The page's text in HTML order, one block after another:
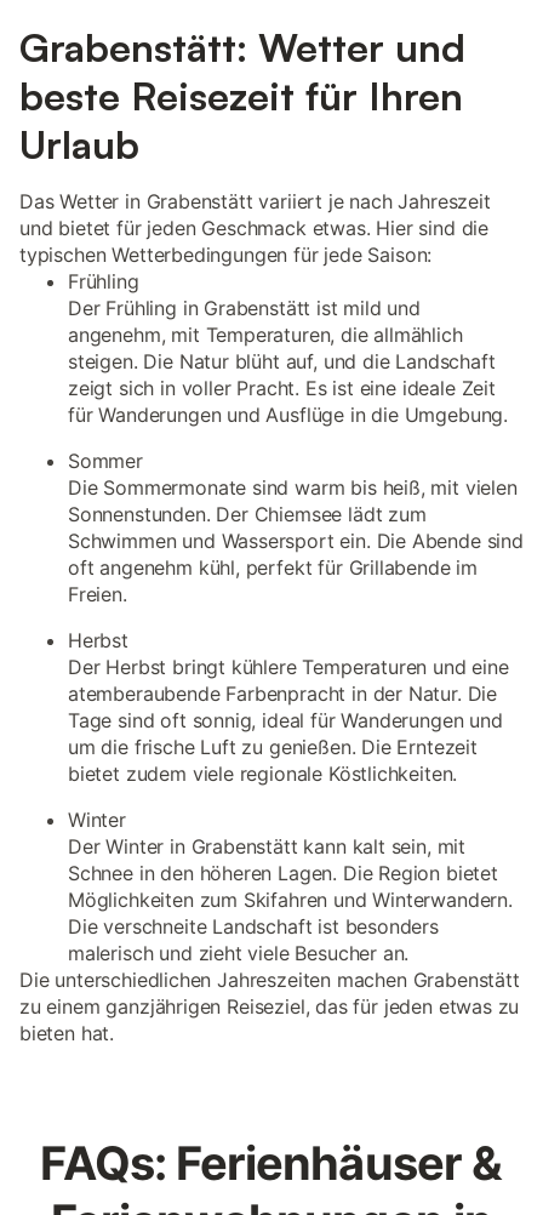
Grabenstätt: Wetter und
beste Reisezeit für Ihren
Urlaub
Das Wetter in Grabenstätt variiert je nach Jahreszeit
und bietet für jeden Geschmack etwas. Hier sind die
typischen Wetterbedingungen für jede Saison:
Frühling
Der Frühling in Grabenstätt ist mild und
angenehm, mit Temperaturen, die allmählich
steigen. Die Natur blüht auf, und die Landschaft
zeigt sich in voller Pracht. Es ist eine ideale Zeit
für Wanderungen und Ausflüge in die Umgebung.
Sommer
Die Sommermonate sind warm bis heiß, mit vielen
Sonnenstunden. Der Chiemsee lädt zum
Schwimmen und Wassersport ein. Die Abende sind
oft angenehm kühl, perfekt für Grillabende im
Freien.
Herbst
Der Herbst bringt kühlere Temperaturen und eine
atemberaubende Farbenpracht in der Natur. Die
Tage sind oft sonnig, ideal für Wanderungen und
um die frische Luft zu genießen. Die Erntezeit
bietet zudem viele regionale Köstlichkeiten.
Winter
Der Winter in Grabenstätt kann kalt sein, mit
Schnee in den höheren Lagen. Die Region bietet
Möglichkeiten zum Skifahren und Winterwandern.
Die verschneite Landschaft ist besonders
malerisch und zieht viele Besucher an.
Die unterschiedlichen Jahreszeiten machen Grabenstätt
zu einem ganzjährigen Reiseziel, das für jeden etwas zu
bieten hat.
FAQs: Ferienhäuser &